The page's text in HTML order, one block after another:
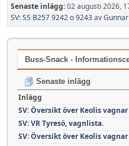
Senaste inlägg:02 augusti 2026,
SV: SS B257 9242 o 9243av
Buss-Snack -
Senaste inlägg
Inlägg
SV: Översikt över Keolis
SV: VR Tyresö, vagnlista.
SV: Översikt över Keolis